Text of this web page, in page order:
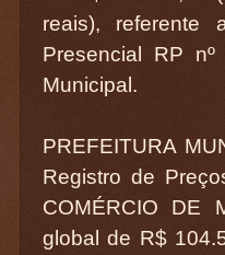
reais), referente
Presencial RP
Municipal.
PREFEITURA
Registro de
COMÉRCIO DE
global de R$